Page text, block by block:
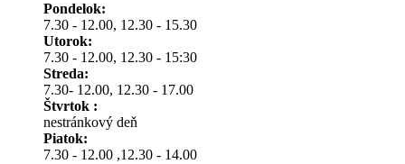
Pondelok:
7.30 - 12.00, 12.30 - 15.30
Utorok:
7.30 - 12.00, 12.30 - 15:30
Streda:
7.30- 12.00, 12.30 - 17.00
Štvrtok :
nestránkový deň
Piatok:
7.30 - 12.00 ,12.30 - 14.00